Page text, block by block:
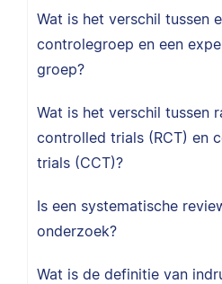
Wat is het verschil tussen
controlegroep en een
groep?
Wat is het verschil tussen
controlled trials (RCT) en
trials (CCT)?
Is een systematische
onderzoek?
Wat is de definitie van